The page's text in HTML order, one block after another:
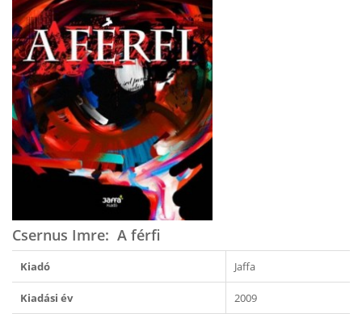
Csernus Imre: A férfi
Kiadó Jaffa
Kiadási év 2009